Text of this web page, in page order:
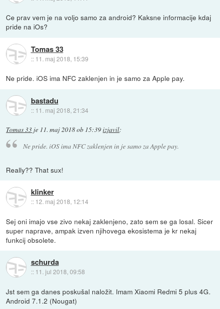
Ce prav vem je na voljo samo za android? Kaksne informacije kdaj
pride na iOs?
Tomas 33
:: 11. maj 2018, 15:39
Ne pride. iOS ima NFC zaklenjen in je samo za Apple pay.
bastadu
:: 11. maj 2018, 21:34
Tomas 33 je 11. maj 2018 ob 15:39izjavil:
Ne pride. iOS ima NFC zaklenjen in je samo za Apple pay.
Really?? That sux!
klinker
:: 12. maj 2018, 12:14
Sej oni imajo vse zivo nekaj zaklenjeno, zato sem se ga losal. Sicer
super naprave, ampak izven njihovega ekosistema je kr nekaj
funkcij obsolete.
schurda
:: 11. jul 2018, 09:58
Jst sem ga danes poskušal naložit. Imam Xiaomi Redmi 5 plus 4G.
Android 7.1.2 (Nougat)